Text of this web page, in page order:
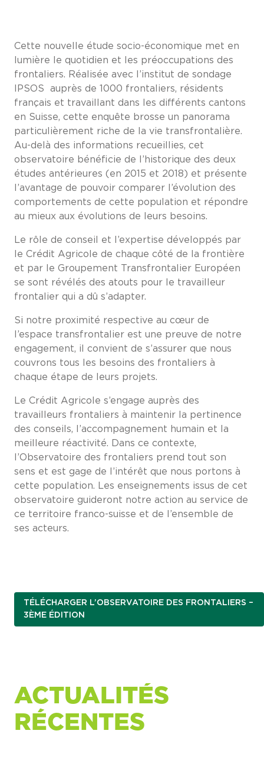
Cette nouvelle étude socio-économique met en
lumière le quotidien et les préoccupations des
frontaliers. Réalisée avec l’institut de sondage
IPSOS auprès de 1000 frontaliers, résidents
français et travaillant dans les différents cantons
en Suisse, cette enquête brosse un panorama
particulièrement riche de la vie transfrontalière.
Au-delà des informations recueillies, cet
observatoire bénéficie de l’historique des deux
études antérieures (en 2015 et 2018) et présente
l’avantage de pouvoir comparer l’évolution des
comportements de cette population et répondre
au mieux aux évolutions de leurs besoins.
Le rôle de conseil et l’expertise développés par
le Crédit Agricole de chaque côté de la frontière
et par le Groupement Transfrontalier Européen
se sont révélés des atouts pour le travailleur
frontalier qui a dû s’adapter.
Si notre proximité respective au cœur de
l’espace transfrontalier est une preuve de notre
engagement, il convient de s’assurer que nous
couvrons tous les besoins des frontaliers à
chaque étape de leurs projets.
Le Crédit Agricole s’engage auprès des
travailleurs frontaliers à maintenir la pertinence
des conseils, l’accompagnement humain et la
meilleure réactivité. Dans ce contexte,
l’Observatoire des frontaliers prend tout son
sens et est gage de l’intérêt que nous portons à
cette population. Les enseignements issus de cet
observatoire guideront notre action au service de
ce territoire franco-suisse et de l’ensemble de
ses acteurs.
TÉLÉCHARGER L’OBSERVATOIRE DES FRONTALIERS –
3ÈME ÉDITION
ACTUALITÉS
RÉCENTES